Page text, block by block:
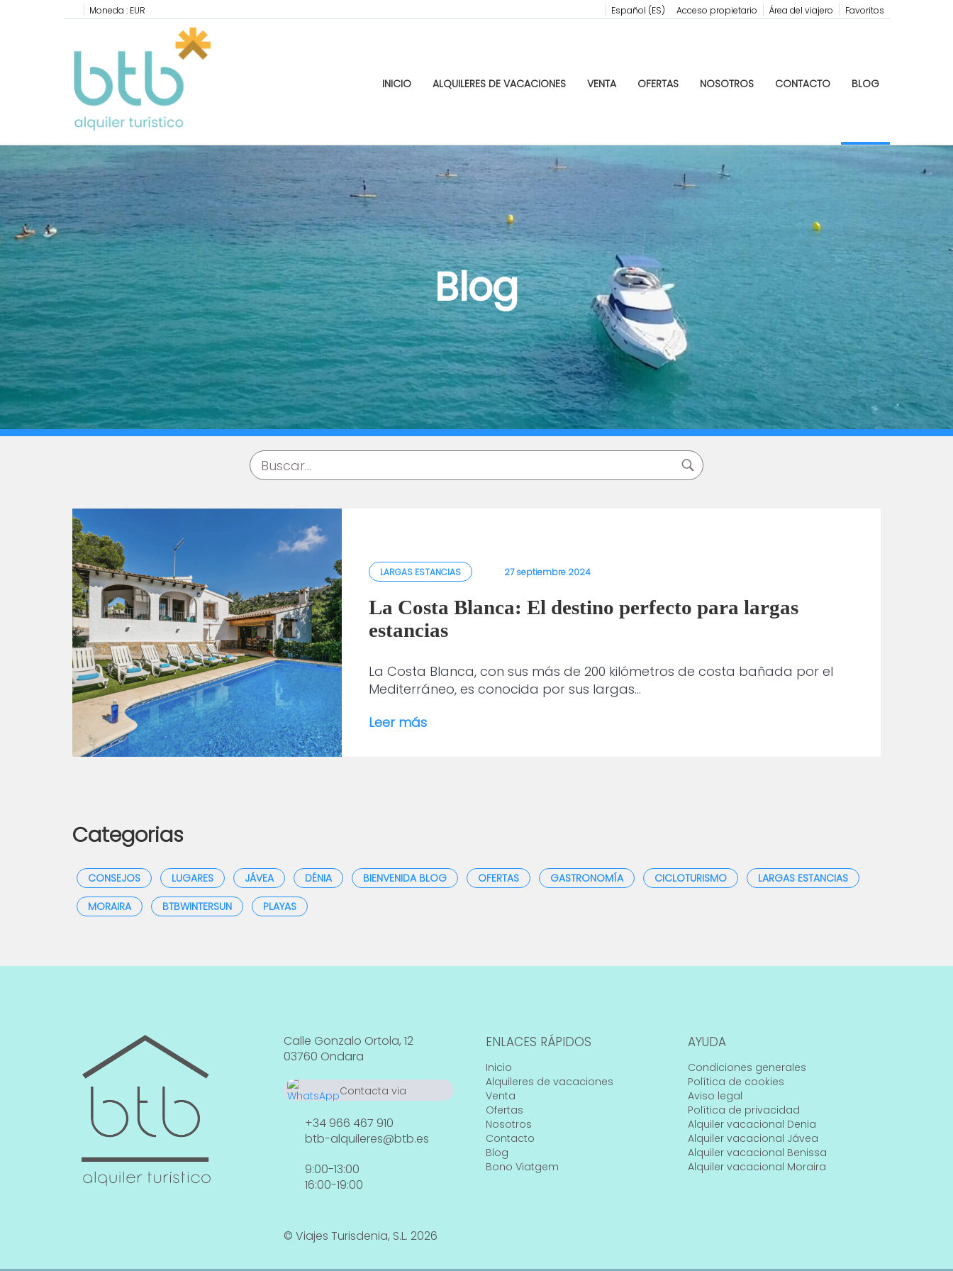
Moneda : EUR Favoritos
Área del viajero
Acceso propietario
Español (ES)
INICIO ALQUILERES DE VACACIONES VENTA OFERTAS NOSOTROS CONTACTO BLOG
Blog
LARGAS ESTANCIAS 27 septiembre 2024
La Costa Blanca: El destino perfecto para largas
estancias
La Costa Blanca, con sus más de 200 kilómetros de costa bañada por el
Mediterráneo, es conocida por sus largas…
Leer más
Categorias
CONSEJOS LUGARES JÁVEA DÉNIA BIENVENIDA BLOG OFERTAS GASTRONOMÍA CICLOTURISMO
LARGAS ESTANCIAS
MORAIRA
BTBWINTERSUN PLAYAS
Calle Gonzalo Ortola, 12
03760 Ondara
Contacta via
WhatsApp
+34 966 467 910
btb-alquileres@btb.es
9:00-13:00
16:00-19:00
© Viajes Turisdenia, S.L. 2026
ENLACES RÁPIDOS
Inicio
Alquileres de vacaciones
Venta
Ofertas
Nosotros
Contacto
Blog
Bono Viatgem
AYUDA
Condiciones generales
Política de cookies
Aviso legal
Política de privacidad
Alquiler vacacional Denia
Alquiler vacacional Jávea
Alquiler vacacional Benissa
Alquiler vacacional Moraira